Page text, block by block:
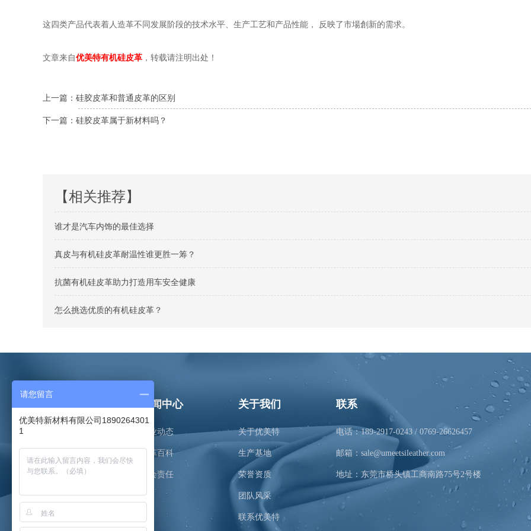
这四类产品代表着人造革不同发展阶段的技术水平、生产工艺和产品性能， 反映了市場創新的需求。
文章来自优美特有机硅皮革 ，转载请注明出处！
上一篇：硅胶皮革和普通皮革的区别
下一篇：硅胶皮革属于新材料吗？
【相关推荐】
谁才是汽车内饰的最佳选择
真皮与有机硅皮革耐温性谁更胜一筹？
抗菌有机硅皮革助力打造用车安全健康
怎么挑选优质的有机硅皮革？
家具装潢
医疗卫生
婴童玩具
新闻中心
企业动态
皮革百科
社会责任
关于我们
关于优美特
生产基地
荣誉资质
团队风采
联系优美特
联系
电话：189-2917-0243 / 0769-26626457
邮箱：sale@umeetsileather.com
地址：东莞市桥头镇工商南路75号2号楼
请您留言
优美特新材料有限公司1890264301
1